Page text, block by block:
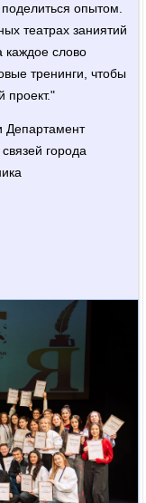
опытом.
театрах заниятий
каждое слово
тренинги, чтобы
проект."
Департамент
города